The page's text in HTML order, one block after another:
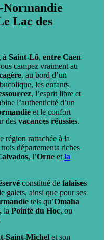
Normandie
Lac des
à Saint-Lô, entre Caen
campez vraiment au
, au bord d’un
les enfants
, l’esprit libre et
l’authenticité d’un
et le confort
des vacances réussies.
région rattachée à la
départements riches
, l’Orne et la
constitué de falaises
galets, ainsi que pour ses
tels qu’Omaha
la Pointe du Hoc, ou
Saint-Michel et son